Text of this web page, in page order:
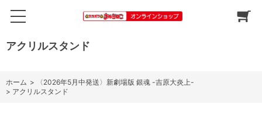
アクリルスタンド
ホーム >
〈2026年5月中発送〉新劇場版 銀魂 -吉原大炎上-
> アクリルスタンド